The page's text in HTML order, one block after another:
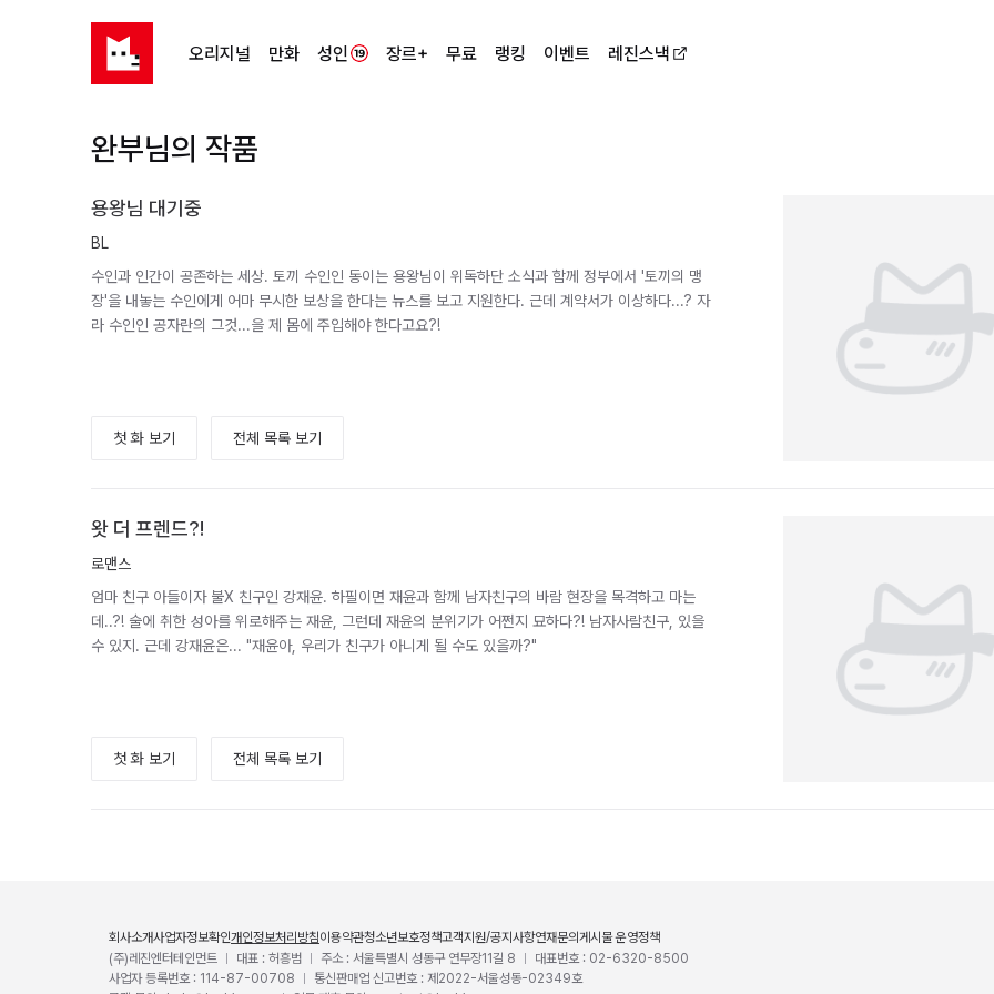
오리지널 만화 성인 장르+ 무료 랭킹 이벤트 레진스낵
완부님의 작품
용왕님 대기중
BL
수인과 인간이 공존하는 세상. 토끼 수인인 동이는 용왕님이 위독하단 소식과 함께 정부에서 '토끼의 맹
장'을 내놓는 수인에게 어마 무시한 보상을 한다는 뉴스를 보고 지원한다. 근데 계약서가 이상하다...? 자
라 수인인 공자란의 그것...을 제 몸에 주입해야 한다고요?!
첫 화 보기 전체 목록 보기
왓 더 프렌드?!
로맨스
엄마 친구 아들이자 불X 친구인 강재윤. 하필이면 재윤과 함께 남자친구의 바람 현장을 목격하고 마는
데..?! 술에 취한 성아를 위로해주는 재윤, 그런데 재윤의 분위기가 어쩐지 묘하다?! 남자사람친구, 있을
수 있지. 근데 강재윤은... "재윤아, 우리가 친구가 아니게 될 수도 있을까?"
첫 화 보기 전체 목록 보기
회사소개사업자정보확인개인정보처리방침이용약관청소년보호정책고객지원/공지사항연재문의게시물 운영정책
(주)레진엔터테인먼트
대표 : 허흥범 주소 : 서울특별시 성동구 연무장11길 8
대표번호 : 02-6320-8500
사업자 등록번호 : 114-87-00708
통신판매업 신고번호 : 제2022-서울성동-02349호